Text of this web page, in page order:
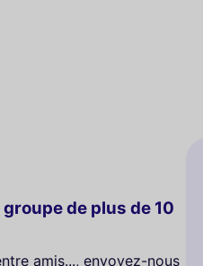
de plus de 10
amis..., envoyez-nous